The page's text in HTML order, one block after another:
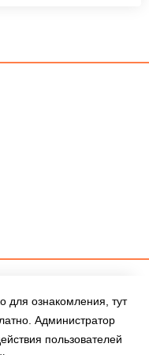
для ознакомления, тут
Администратор
пользователей